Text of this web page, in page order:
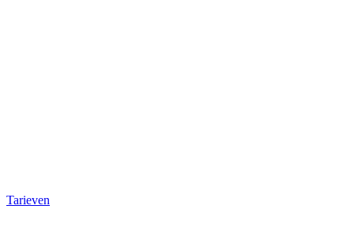
Tarieven